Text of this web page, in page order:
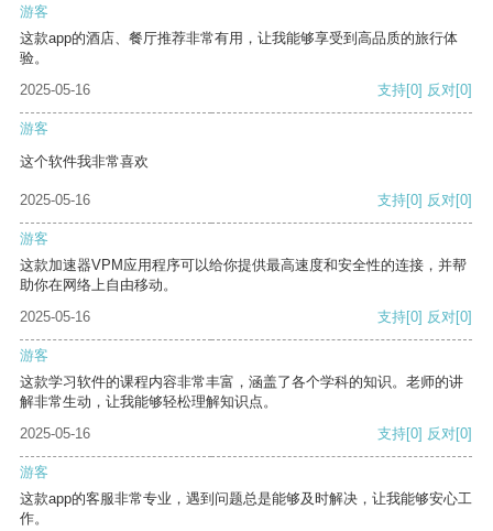
游客
这款app的酒店、餐厅推荐非常有用，让我能够享受到高品质的旅行体
验。
2025-05-16
支持[0] 反对[0]
游客
这个软件我非常喜欢
2025-05-16 支持[0] 反对[0]
游客
这款加速器VPM应用程序可以给你提供最高速度和安全性的连接，并帮
助你在网络上自由移动。
2025-05-16
支持[0] 反对[0]
游客
这款学习软件的课程内容非常丰富，涵盖了各个学科的知识。老师的讲
解非常生动，让我能够轻松理解知识点。
2025-05-16
支持[0] 反对[0]
游客
这款app的客服非常专业，遇到问题总是能够及时解决，让我能够安心工
作。